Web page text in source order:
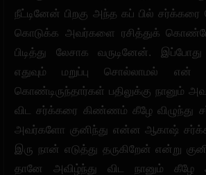
நீட்டினேன் பிறகு அந்த கப் பில்
கொடுக்க அவர்களை ரசித்துக்
பிடித்து லேசாக வருடினேன்.
எதுவும் மறுப்பு சொல்லாமல் என்
கொண்டிருந்தார்கள் பதிலுக்கு நானும்
விட சர்க்கரை கிண்ணம் கீழே விழுந்து
அவர்களோ குனிந்து என்ன ஆகாஷ்
இரு நான் எடுத்து தருகிறேன் என்று
தானே அவிழ்ந்து விட நானும் கீழே